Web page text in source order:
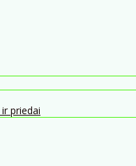
priedai